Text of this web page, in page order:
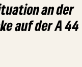
an der
auf der A 44